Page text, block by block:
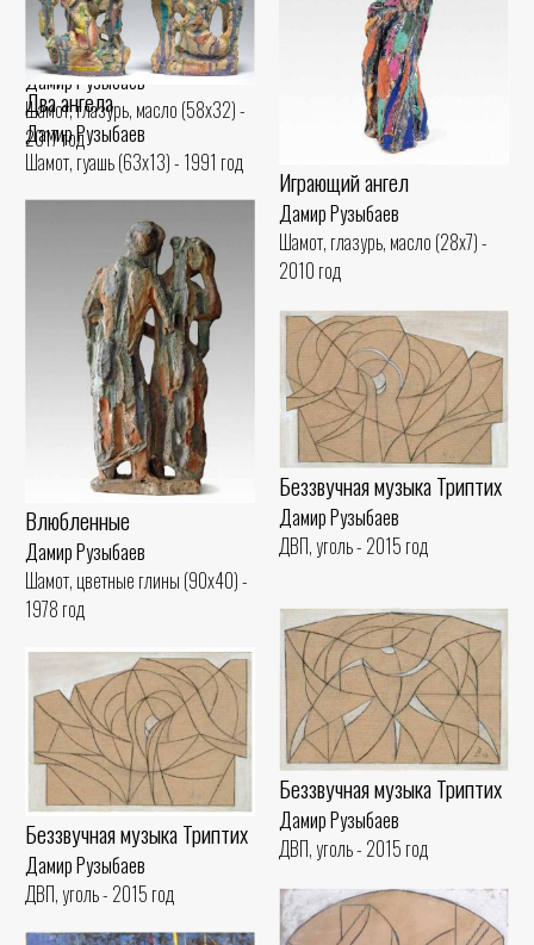
Амир Тимур
Дамир Рузыбаев
Шамот, глазурь (42x22) - 2015
Трио
Дамир Рузыбаев
Шамот, глазурь, масло (58x32) -
2017 год
Играющий ангел
Дамир Рузыбаев
Шамот, глазурь, масло (28x7) -
2010 год
Два ангела
Дамир Рузыбаев
Шамот, гуашь (63x13) - 1991 год
Влюбленные
Дамир Рузыбаев
Шамот, цветные глины (90x40) -
1978 год
Беззвучная музыка Триптих
Дамир Рузыбаев
ДВП, уголь - 2015 год
Беззвучная музыка Триптих
Дамир Рузыбаев
ДВП, уголь - 2015 год
Беззвучная музыка Триптих
Дамир Рузыбаев
ДВП, уголь - 2015 год